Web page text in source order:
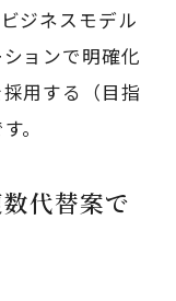
ジネスモデル
ョンで明確化
用する（目指
。
代替案で